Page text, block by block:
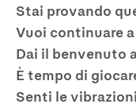
Stai provando
Vuoi continuare
Dai il benvenuto
È tempo di
Senti le